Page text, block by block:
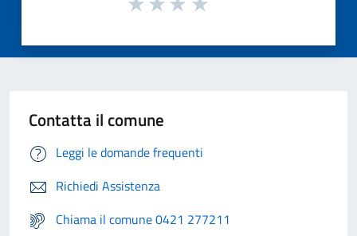
Contatta il comune
Leggi le domande frequenti
Richiedi Assistenza
Chiama il comune 0421 277211